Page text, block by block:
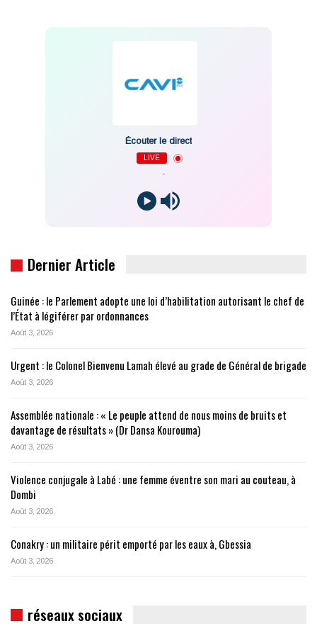
Écouter le direct
LIVE
Dernier Article
Guinée : le Parlement adopte une loi d’habilitation autorisant le chef de
l’État à légiférer par ordonnances
Août 3, 2026
Urgent : le Colonel Bienvenu Lamah élevé au grade de Général de brigade
Août 3, 2026
Assemblée nationale : « Le peuple attend de nous moins de bruits et
davantage de résultats » (Dr Dansa Kourouma)
Août 3, 2026
Violence conjugale à Labé : une femme éventre son mari au couteau, à
Dombi
Août 3, 2026
Conakry : un militaire périt emporté par les eaux à, Gbessia
Août 3, 2026
réseaux sociaux